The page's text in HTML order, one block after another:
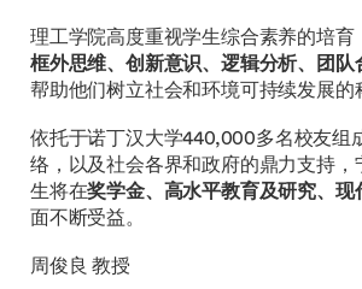
理工学院高度重视学生综合素养的培育
框外思维、创新意识、逻辑分析、团队
帮助他们树立社会和环境可持续发展的
依托于诺丁汉大学440,000多名校友组
络，以及社会各界和政府的鼎力支持，
生将在奖学金、高水平教育及研究、现
面不断受益。
周俊良 教授